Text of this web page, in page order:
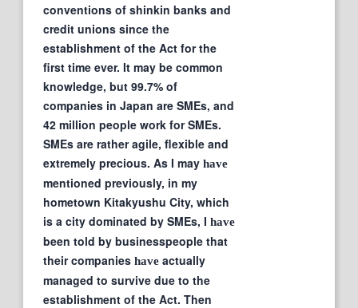
conventions of shinkin banks and
credit unions since the
establishment of the Act for the
first time ever. It may be common
knowledge, but 99.7% of
companies in Japan are SMEs, and
42 million people work for SMEs.
SMEs are rather agile, flexible and
extremely precious. As I may have
mentioned previously, in my
hometown Kitakyushu City, which
is a city dominated by SMEs, I have
been told by businesspeople that
their companies have actually
managed to survive due to the
establishment of the Act. Then